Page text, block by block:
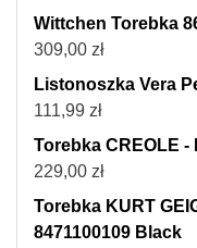
Wittchen Torebka
309,00 zł
Listonoszka Vera
111,99 zł
Torebka CREOLE -
229,00 zł
Torebka KURT
8471100109 Black